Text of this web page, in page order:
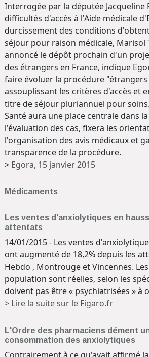
Interrogée par la députée Jacqueline
difficultés d'accès à l'Aide médicale
durcissement des conditions
séjour pour raison médicale, Marisol
annoncé le dépôt prochain d'un
des étrangers en France, indique
faire évoluer la procédure "étrangers
assouplissant les critères d'accès et
titre de séjour pluriannuel pour
Santé aura une place centrale dans
l'évaluation des cas, fixera les
l'organisation des avis médicaux et
transparence de la procédure.
> Egora, 15 janvier 2015
Médicaments
Les ventes d'anxiolytiques en
attentats
14/01/2015 - Les ventes
ont augmenté de 18,2% depuis les
Hebdo , Montrouge et Vincennes.
population sont réelles, selon les
doivent pas être « psychiatrisées » à
> Lire la suite sur le Figaro.fr
L'Ordre des pharmaciens dément
consommation des anxiolytiques